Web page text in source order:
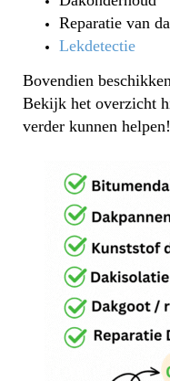
Reparatie van
Lekdetectie
Bovendien
Bekijk het overzicht
verder kunnen helpen!